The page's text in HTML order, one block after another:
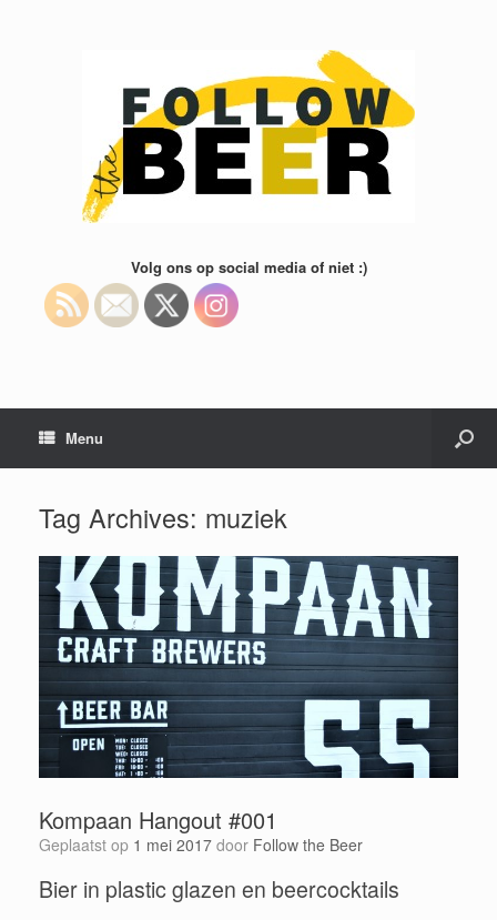
Volg ons op social media of niet :)
Menu
Tag Archives: muziek
Kompaan Hangout #001
Geplaatst op 1 mei 2017 door Follow the Beer
Bier in plastic glazen en beercocktails